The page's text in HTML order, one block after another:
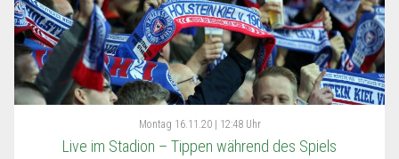
Montag 16.11.20 | 12:48 Uhr
Live im Stadion – Tippen während des Spiels